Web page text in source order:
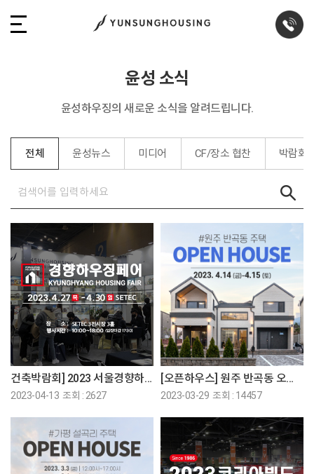
윤성 소식
윤성하우징의 새로운 소식을 알려드립니다.
전체 윤성뉴스 미디어 CF/장소 협찬 박람회
건축박람회] 2023 서울경향하우징페어에 참가합니다♡
2023-04-13 조회 : 2627
[오픈하우스] 원주 반곡동 오픈하우스에 초대합니다!
2023-03-29 조회 : 14457